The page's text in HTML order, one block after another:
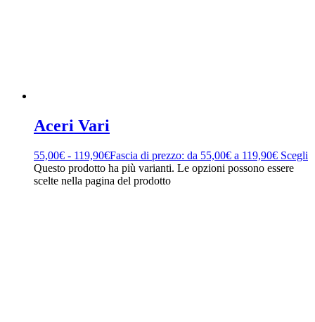
Aceri Vari
55,00€ - 119,90€Fascia di prezzo: da 55,00€ a 119,90€ Scegli
Questo prodotto ha più varianti. Le opzioni possono essere
scelte nella pagina del prodotto